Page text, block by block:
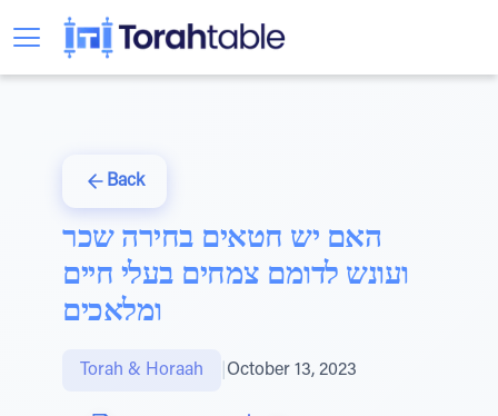
Back
האם יש חטאים בחירה שכר
ועונש לדומם צמחים בעלי חיים
ומלאכים
Torah & Horaah October 13, 2023